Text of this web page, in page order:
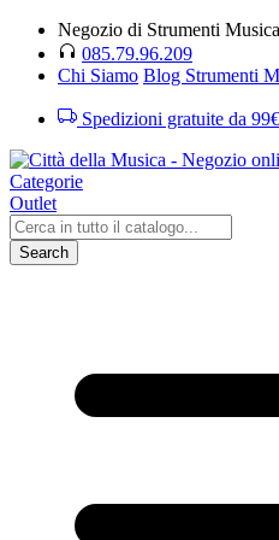
Negozio di Strumenti
085.79.96.209
Chi Siamo Blog Strumenti
Spedizioni gratuite da
Categorie
Outlet
Search